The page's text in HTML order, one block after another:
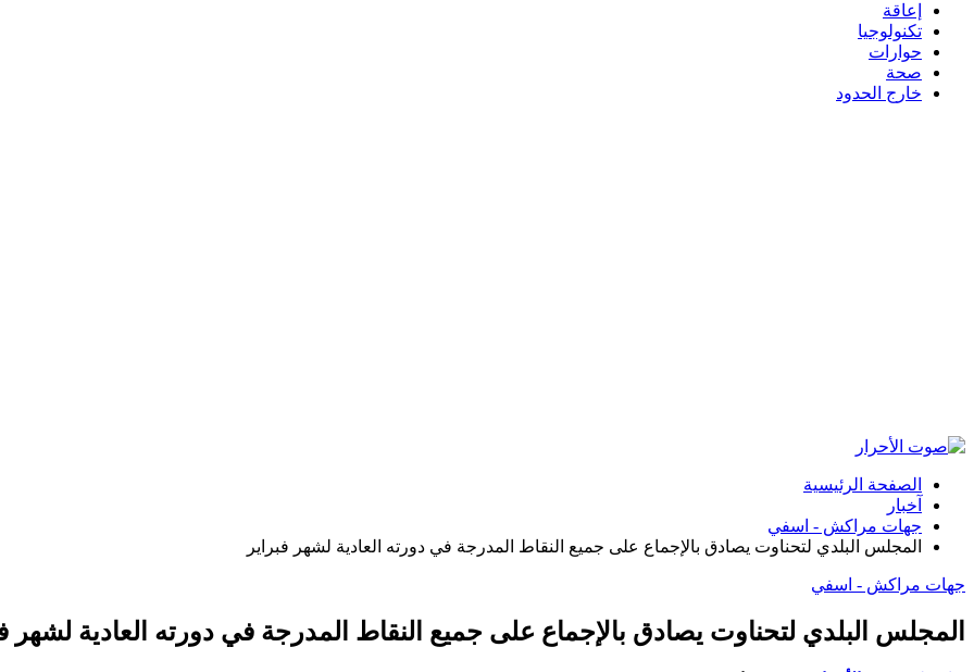
إعاقة
تكنولوجيا
حوارات
صحة
خارج الحدود
الصفحة الرئيسية
آخبار
جهات مراكش - اسفي
المجلس البلدي لتحناوت يصادق بالإجماع على جميع النقاط المدرجة في دورته العادية لشهر فبراير
جهات مراكش - اسفي
المجلس البلدي لتحناوت يصادق بالإجماع على جميع النقاط المدرجة في دورته العادية لشهر